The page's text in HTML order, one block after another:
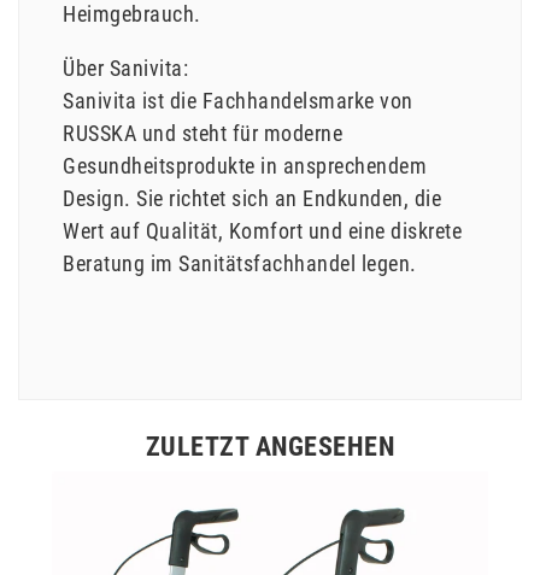
Heimgebrauch.
Über Sanivita:
Sanivita ist die Fachhandelsmarke von
RUSSKA und steht für moderne
Gesundheitsprodukte in ansprechendem
Design. Sie richtet sich an Endkunden, die
Wert auf Qualität, Komfort und eine diskrete
Beratung im Sanitätsfachhandel legen.
ZULETZT ANGESEHEN